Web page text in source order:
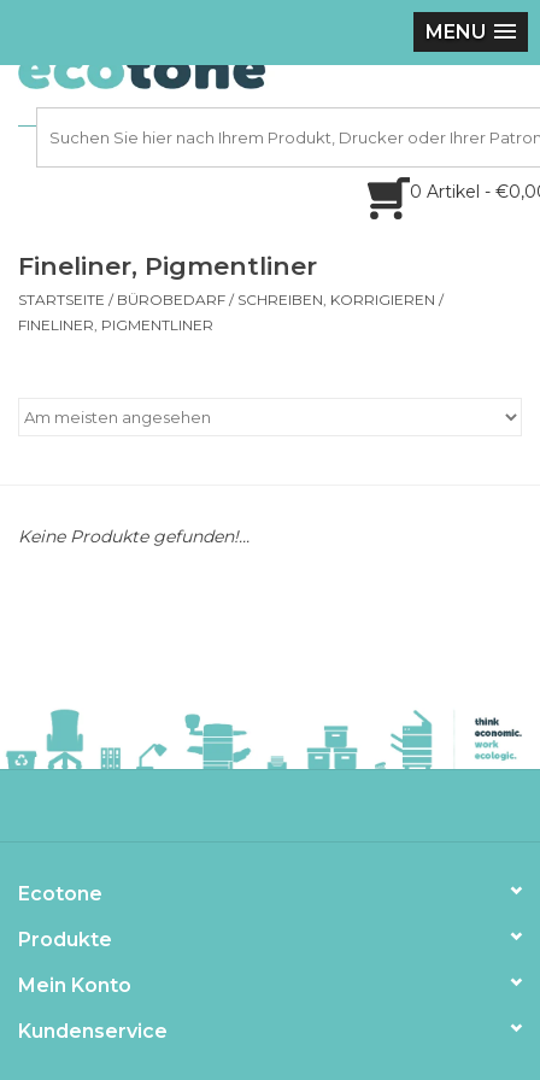
MENU
0 Artikel -
Fineliner, Pigmentliner
STARTSEITE / BÜROBEDARF / SCHREIBEN, KORRIGIEREN /
FINELINER, PIGMENTLINER
Keine Produkte gefunden!...
Ecotone
Produkte
Mein Konto
Kundenservice